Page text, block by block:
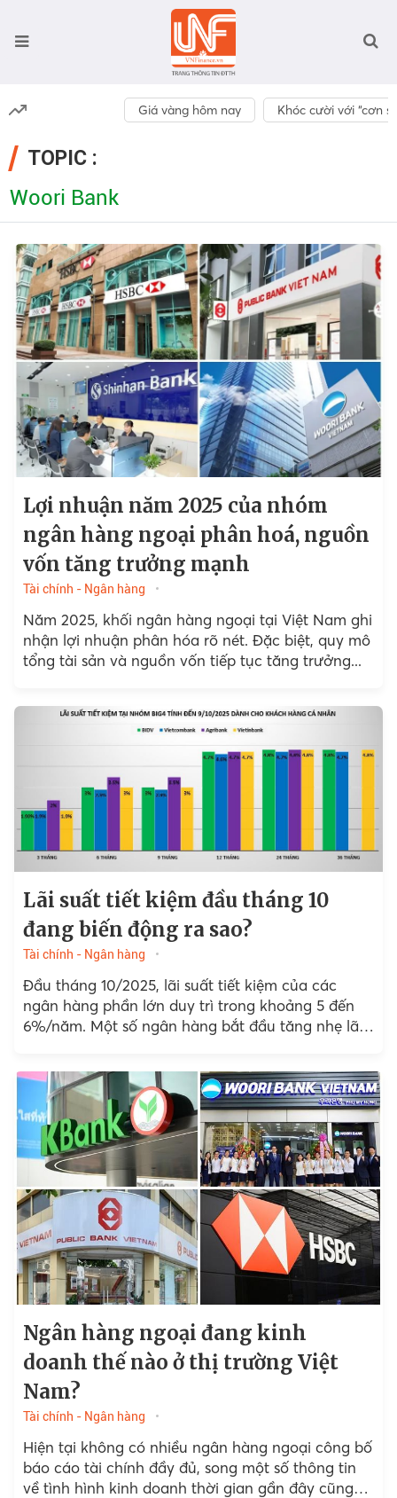
Giá vàng hôm nay Khóc cười với “cơn
TOPIC :
Woori Bank
Lợi nhuận năm 2025 của nhóm
ngân hàng ngoại phân hoá, nguồn
vốn tăng trưởng mạnh
Tài chính - Ngân hàng
Năm 2025, khối ngân hàng ngoại tại Việt Nam ghi
nhận lợi nhuận phân hóa rõ nét. Đặc biệt, quy mô
tổng tài sản và nguồn vốn tiếp tục tăng trưởng...
Lãi suất tiết kiệm đầu tháng 10
đang biến động ra sao?
Tài chính - Ngân hàng
Đầu tháng 10/2025, lãi suất tiết kiệm của các
ngân hàng phần lớn duy trì trong khoảng 5 đến
6%/năm. Một số ngân hàng bắt đầu tăng nhẹ lãi
Ngân hàng ngoại đang kinh
doanh thế nào ở thị trường Việt
Nam?
Tài chính - Ngân hàng
Hiện tại không có nhiều ngân hàng ngoại công bố
báo cáo tài chính đầy đủ, song một số thông tin
về tình hình kinh doanh thời gian gần đây cũng